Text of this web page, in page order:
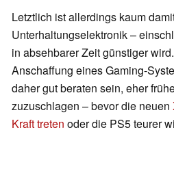
Letztlich ist allerdings kaum
Unterhaltungselektronik –
in absehbarer Zeit günstiger
Anschaffung eines Gaming-
daher gut beraten sein, eher
zuzuschlagen – bevor die neuen
Kraft treten oder die PS5 teurer